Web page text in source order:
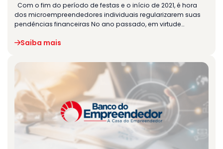
Com o fim do período de festas e o início de 2021, é hora
dos microempreendedores individuais regularizarem suas
pendências financeiras No ano passado, em virtude…
Saiba mais